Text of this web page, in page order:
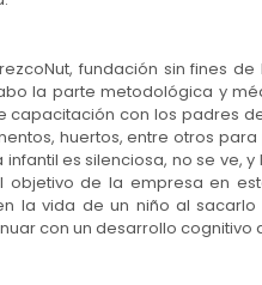
fundación sin fines
la parte metodológica y
capacitación con los padres
huertos, entre otros
es silenciosa, no se ve,
objetivo de la empresa en
la vida de un niño al
con un desarrollo cognitivo